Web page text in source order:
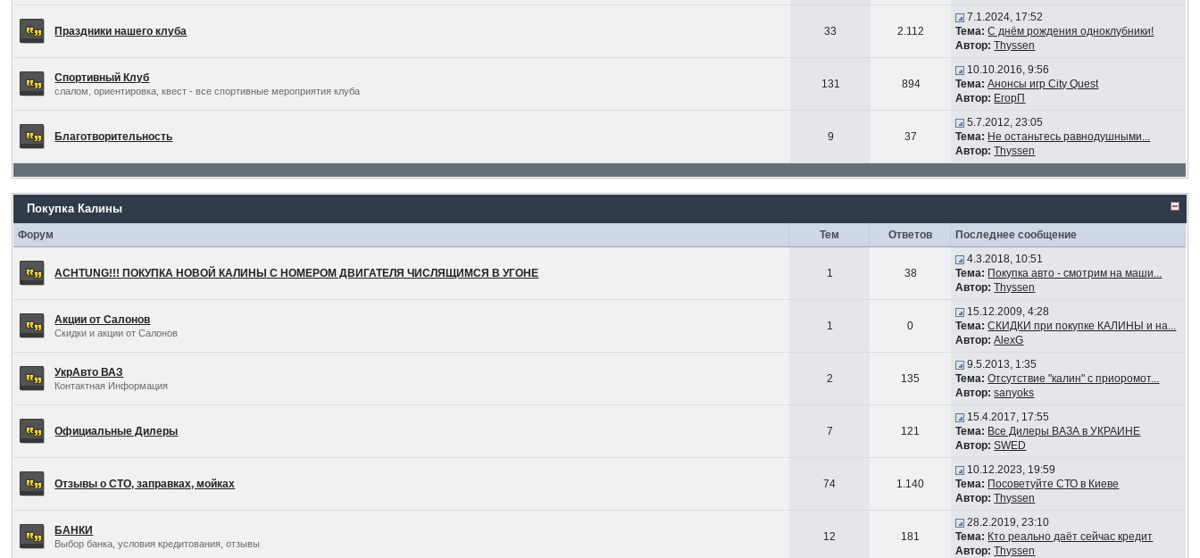
Праздники нашего клуба 33 2.112
7.1.2024, 17:52
Тема: С днём рождения одноклубники!
Автор: Thyssen
Спортивный Клуб
слалом, ориентировка, квест - все спортивные мероприятия клуба
131 894
10.10.2016, 9:56
Тема: Анонсы игр City Quest
Автор: ЕгорП
Благотворительность 9 37
5.7.2012, 23:05
Тема: Не останьтесь равнодушными...
Автор: Thyssen
Покупка Калины
Форум Тем Ответов Последнее сообщение
ACHTUNG!!! ПОКУПКА НОВОЙ КАЛИНЫ С НОМЕРОМ ДВИГАТЕЛЯ ЧИСЛЯЩИМСЯ В УГОНЕ 1 38
4.3.2018, 10:51
Тема: Покупка авто - смотрим на маши...
Автор: Thyssen
Акции от Салонов
Скидки и акции от Салонов
1 0
15.12.2009, 4:28
Тема: СКИДКИ при покупке КАЛИНЫ и на...
Автор: AlexG
УкрАвто ВАЗ
Контактная Информация
2 135
9.5.2013, 1:35
Тема: Отсутствие "калин" с приоромот...
Автор: sanyoks
Официальные Дилеры 7 121
15.4.2017, 17:55
Тема: Все Дилеры ВАЗА в УКРАИНЕ
Автор: SWED
Отзывы о СТО, заправках, мойках 74 1.140
10.12.2023, 19:59
Тема: Посоветуйте СТО в Киеве
Автор: Thyssen
БАНКИ
Выбор банка, условия кредитования, отзывы
12 181
28.2.2019, 23:10
Тема: Кто реально даёт сейчас кредит
Автор: Thyssen